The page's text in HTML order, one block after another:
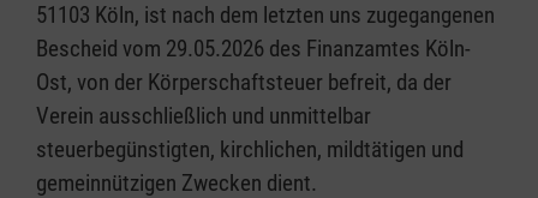
51103 Köln, ist nach dem letzten uns zugegangenen
Bescheid vom 29.05.2026 des Finanzamtes Köln-
Ost, von der Körperschaftsteuer befreit, da der
Verein ausschließlich und unmittelbar
steuerbegünstigten, kirchlichen, mildtätigen und
gemeinnützigen Zwecken dient.